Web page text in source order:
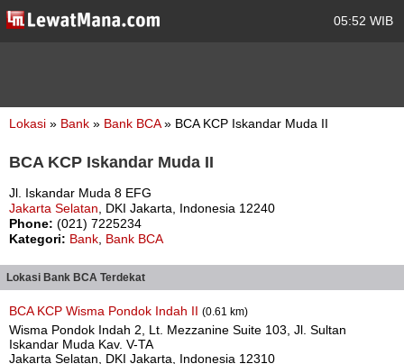
05:52 WIB
Lokasi » Bank » Bank BCA» BCA KCP Iskandar Muda II
BCA KCP Iskandar Muda II
Jl. Iskandar Muda 8 EFG
Jakarta Selatan , DKI Jakarta, Indonesia 12240
Phone: (021) 7225234
Kategori: Bank Bank BCA
Lokasi Bank BCA Terdekat
BCA KCP Wisma Pondok Indah II (0.61 km)
Wisma Pondok Indah 2, Lt. Mezzanine Suite 103, Jl. Sultan
Iskandar Muda Kav. V-TA
Jakarta Selatan, DKI Jakarta, Indonesia 12310